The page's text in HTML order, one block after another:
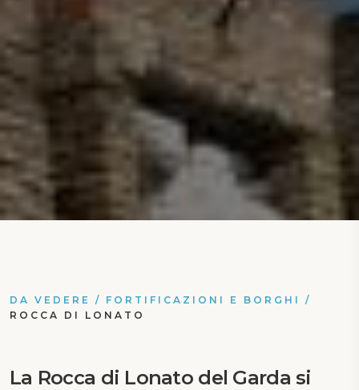
DA VEDERE / FORTIFICAZIONI E BORGHI
/
ROCCA DI LONATO
La Rocca di Lonato del Garda si